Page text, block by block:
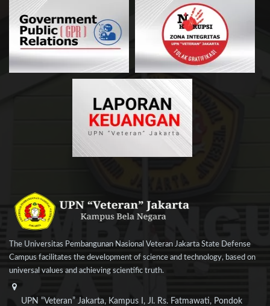
The Universitas Pembangunan Nasional Veteran Jakarta State Defense
Campus facilitates the development of science and technology, based on
universal values and achieving scientific truth.
UPN “Veteran” Jakarta, Kampus I, Jl. Rs. Fatmawati, Pondok